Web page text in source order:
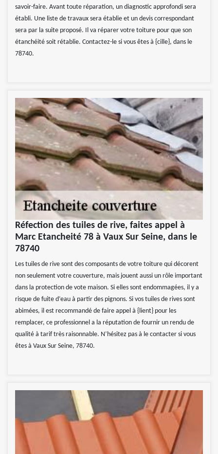
savoir-faire. Avant toute réparation, un diagnostic approfondi sera
établi. Une liste de travaux sera établie et un devis correspondant
sera par la suite proposé. Il va réparer votre toiture pour que son
étanchéité soit rétablie. Contactez-le si vous êtes à {cille}, dans le
78740.
Réfection des tuiles de rive, faites appel à
Marc Etancheité 78 à Vaux Sur Seine, dans le
78740
Les tuiles de rive sont des composants de votre toiture qui décorent
non seulement votre couverture, mais jouent aussi un rôle important
dans la protection de vote maison. Si elles sont endommagées, il y a
risque de fuite d’eau à partir des pignons. Si vos tuiles de rives sont
abimées, il est recommandé de faire appel à {lient} pour les
remplacer, ce professionnel a la réputation de fournir un rendu de
qualité à tarif très raisonnable. N’hésitez pas à le contacter si vous
êtes à Vaux Sur Seine, 78740.